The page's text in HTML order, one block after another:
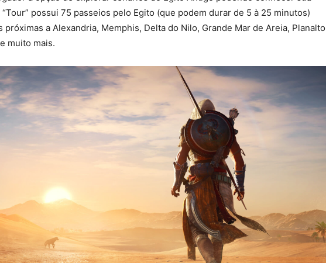
possui 75 passeios pelo Egito (que podem durar de 5 à 25 minutos)
próximas a Alexandria, Memphis, Delta do Nilo, Grande Mar de Areia, Planalto
muito mais.